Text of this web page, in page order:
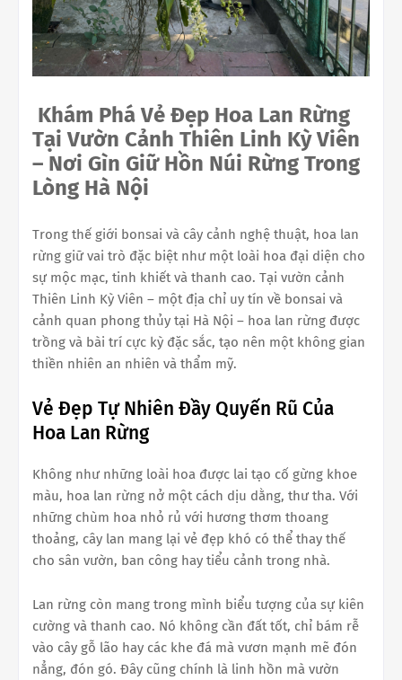
Khám Phá Vẻ Đẹp Hoa Lan Rừng
Tại Vườn Cảnh Thiên Linh Kỳ Viên
– Nơi Gìn Giữ Hồn Núi Rừng Trong
Lòng Hà Nội
Trong thế giới bonsai và cây cảnh nghệ thuật, hoa lan
rừng giữ vai trò đặc biệt như một loài hoa đại diện cho
sự mộc mạc, tinh khiết và thanh cao. Tại vườn cảnh
Thiên Linh Kỳ Viên – một địa chỉ uy tín về bonsai và
cảnh quan phong thủy tại Hà Nội – hoa lan rừng được
trồng và bài trí cực kỳ đặc sắc, tạo nên một không gian
thiền nhiên an nhiên và thẩm mỹ.
Vẻ Đẹp Tự Nhiên Đầy Quyến Rũ Của
Hoa Lan Rừng
Không như những loài hoa được lai tạo cố gừng khoe
màu, hoa lan rừng nở một cách dịu dằng, thư tha. Với
những chùm hoa nhỏ rủ với hương thơm thoang
thoảng, cây lan mang lại vẻ đẹp khó có thể thay thế
cho sân vườn, ban công hay tiểu cảnh trong nhà.
Lan rừng còn mang trong mình biểu tượng của sự kiên
cường và thanh cao. Nó không cần đất tốt, chỉ bám rễ
vào cây gỗ lão hay các khe đá mà vươn mạnh mẽ đón
nẳng, đón gó. Đây cũng chính là linh hồn mà vườn